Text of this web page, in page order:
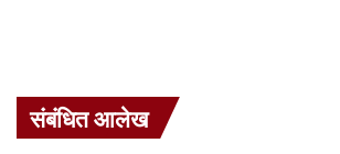
संबंधित आलेख